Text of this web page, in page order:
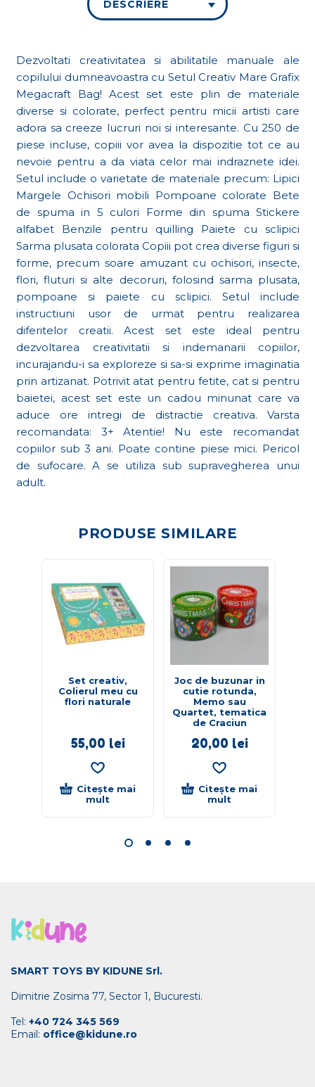
DESCRIERE
Dezvoltati creativitatea si abilitatile manuale ale
copilului dumneavoastra cu Setul Creativ Mare Grafix
Megacraft Bag! Acest set este plin de materiale
diverse si colorate, perfect pentru micii artisti care
adora sa creeze lucruri noi si interesante. Cu 250 de
piese incluse, copiii vor avea la dispozitie tot ce au
nevoie pentru a da viata celor mai indraznete idei.
Setul include o varietate de materiale precum: Lipici
Margele Ochisori mobili Pompoane colorate Bete
de spuma in 5 culori Forme din spuma Stickere
alfabet Benzile pentru quilling Paiete cu sclipici
Sarma plusata colorata Copiii pot crea diverse figuri si
forme, precum soare amuzant cu ochisori, insecte,
flori, fluturi si alte decoruri, folosind sarma plusata,
pompoane si paiete cu sclipici. Setul include
instructiuni usor de urmat pentru realizarea
diferitelor creatii. Acest set este ideal pentru
dezvoltarea creativitatii si indemanarii copiilor,
incurajandu-i sa exploreze si sa-si exprime imaginatia
prin artizanat. Potrivit atat pentru fetite, cat si pentru
baietei, acest set este un cadou minunat care va
aduce ore intregi de distractie creativa. Varsta
recomandata: 3+ Atentie! Nu este recomandat
copiilor sub 3 ani. Poate contine piese mici. Pericol
de sufocare. A se utiliza sub supravegherea unui
adult.
PRODUSE SIMILARE
Set creativ,
Colierul meu cu
flori naturale
55,00 lei
Citește mai
mult
Joc de buzunar in
cutie rotunda,
Memo sau
Quartet, tematica
de Craciun
20,00 lei
Citește mai
mult
SMART TOYS BY KIDUNE Srl.
Dimitrie Zosima 77, Sector 1, Bucuresti.
Tel: +40 724 345 569
Email: office@kidune.ro